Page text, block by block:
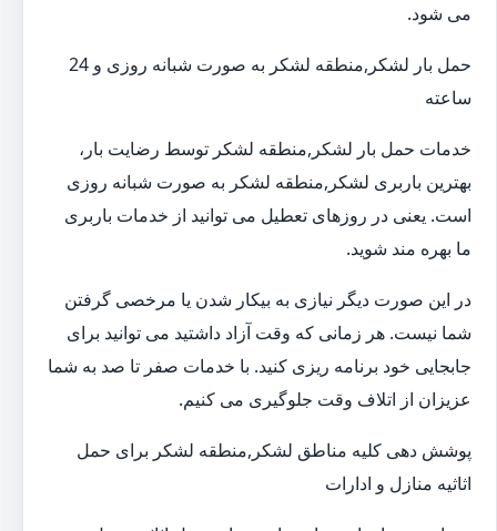
می شود.
حمل بار لشکر,منطقه لشکر به صورت شبانه روزی و 24
ساعته
خدمات حمل بار لشکر,منطقه لشکر توسط رضایت بار،
بهترین باربری لشکر,منطقه لشکر به صورت شبانه روزی
است. یعنی در روزهای تعطیل می توانید از خدمات باربری
ما بهره مند شوید.
در این صورت دیگر نیازی به بیکار شدن یا مرخصی گرفتن
شما نیست. هر زمانی که وقت آزاد داشتید می توانید برای
جابجایی خود برنامه ریزی کنید. با خدمات صفر تا صد به شما
عزیزان از اتلاف وقت جلوگیری می کنیم.
پوشش دهی کلیه مناطق لشکر,منطقه لشکر برای حمل
اثاثیه منازل و ادارات